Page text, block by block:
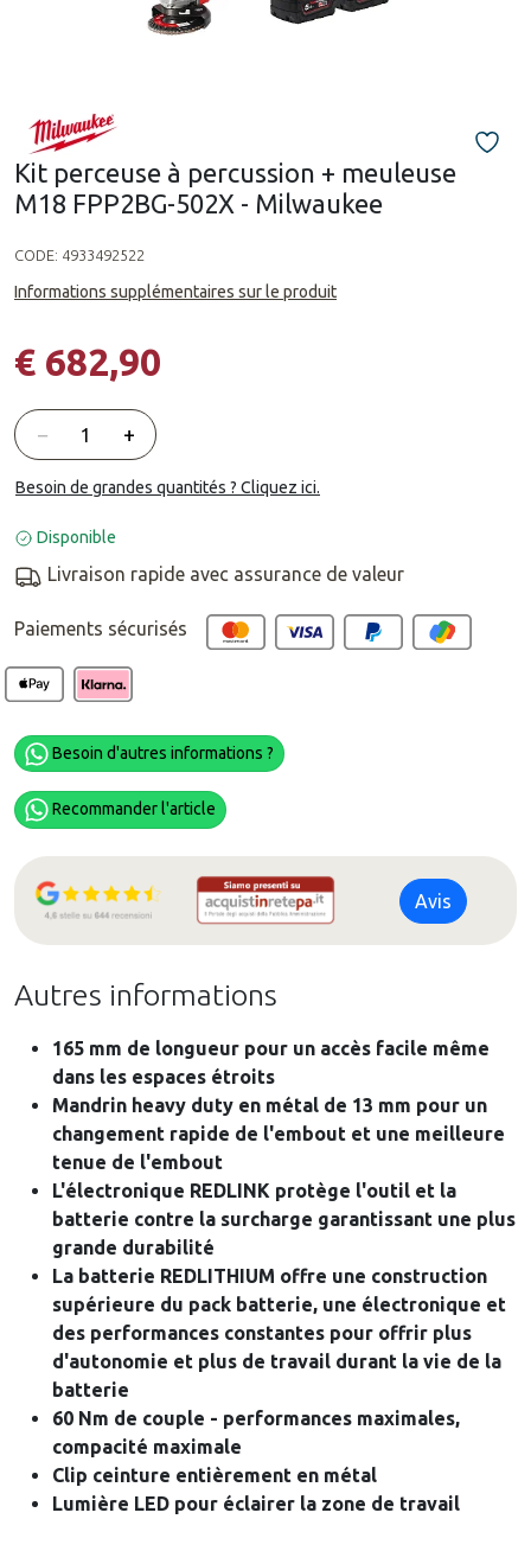
Kit perceuse à percussion + meuleuse
M18 FPP2BG-502X - Milwaukee
CODE: 4933492522
Informations supplémentaires sur le produit
€ 682,90
Quantité
− +
Besoin de grandes quantités ? Cliquez ici.
Disponible
Livraison rapide avec assurance de valeur
Paiements sécurisés
Besoin d'autres informations ?
Recommander l'article
Avis
Autres informations
165 mm de longueur pour un accès facile même
dans les espaces étroits
Mandrin heavy duty en métal de 13 mm pour un
changement rapide de l'embout et une meilleure
tenue de l'embout
L'électronique REDLINK protège l'outil et la
batterie contre la surcharge garantissant une plus
grande durabilité
La batterie REDLITHIUM offre une construction
supérieure du pack batterie, une électronique et
des performances constantes pour offrir plus
d'autonomie et plus de travail durant la vie de la
batterie
60 Nm de couple - performances maximales,
compacité maximale
Clip ceinture entièrement en métal
Lumière LED pour éclairer la zone de travail